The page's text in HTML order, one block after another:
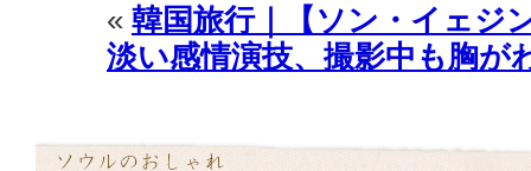
« 韓国旅行｜【ソン・イェジ
淡い感情演技、撮影中も胸